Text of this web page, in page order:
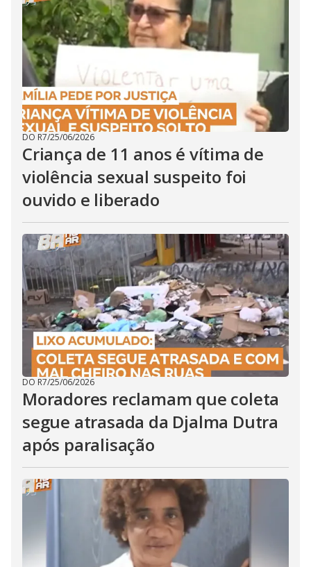
DO R7/25/06/2026
Criança de 11 anos é vítima de
violência sexual suspeito foi
ouvido e liberado
DO R7/25/06/2026
Moradores reclamam que coleta
segue atrasada da Djalma Dutra
após paralisação